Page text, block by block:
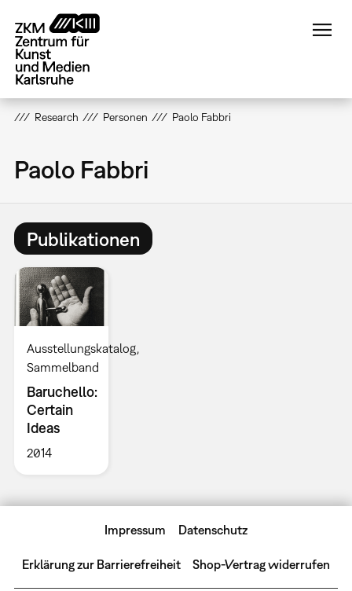
zum
Inhalt
Research Personen Paolo Fabbri
Paolo Fabbri
Publikationen
Ausstellungskatalog
Sammelband
Baruchello:
Certain
Ideas
2014
Impressum Datenschutz
Erklärung zur Barrierefreiheit Shop-Vertrag widerrufen